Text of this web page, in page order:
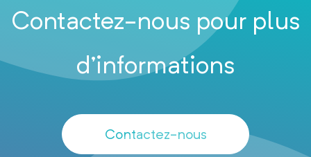
Contactez-nous pour plus
d’informations
Contactez-nous